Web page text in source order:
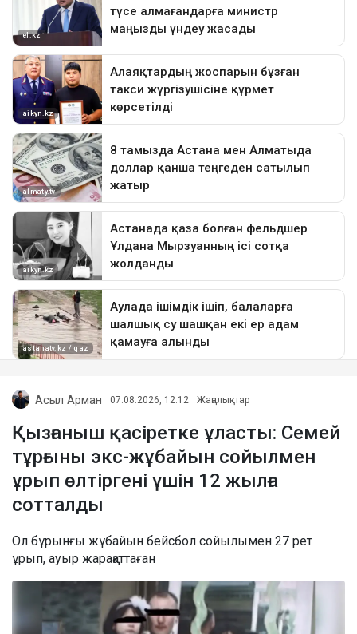
Асыл Арман 07.08.2026, 12:12 Жаңалықтар
Қызғаныш қасіретке ұласты: Семей
тұрғыны экс-жұбайын сойылмен
ұрып өлтіргені үшін 12 жылға
сотталды
Ол бұрынғы жұбайын бейсбол сойылымен 27 рет
ұрып, ауыр жарақаттаған